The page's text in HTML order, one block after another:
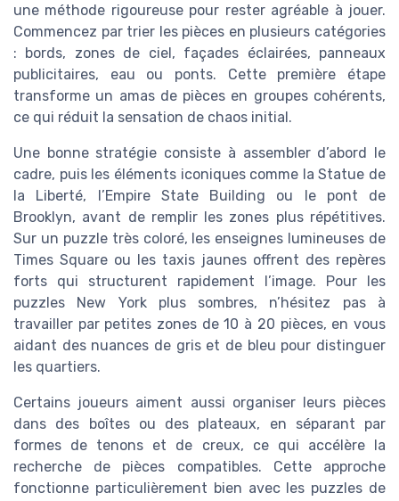
une méthode rigoureuse pour rester agréable à jouer.
Commencez par trier les pièces en plusieurs catégories
: bords, zones de ciel, façades éclairées, panneaux
publicitaires, eau ou ponts. Cette première étape
transforme un amas de pièces en groupes cohérents,
ce qui réduit la sensation de chaos initial.
Une bonne stratégie consiste à assembler d’abord le
cadre, puis les éléments iconiques comme la Statue de
la Liberté, l’Empire State Building ou le pont de
Brooklyn, avant de remplir les zones plus répétitives.
Sur un puzzle très coloré, les enseignes lumineuses de
Times Square ou les taxis jaunes offrent des repères
forts qui structurent rapidement l’image. Pour les
puzzles New York plus sombres, n’hésitez pas à
travailler par petites zones de 10 à 20 pièces, en vous
aidant des nuances de gris et de bleu pour distinguer
les quartiers.
Certains joueurs aiment aussi organiser leurs pièces
dans des boîtes ou des plateaux, en séparant par
formes de tenons et de creux, ce qui accélère la
recherche de pièces compatibles. Cette approche
fonctionne particulièrement bien avec les puzzles de